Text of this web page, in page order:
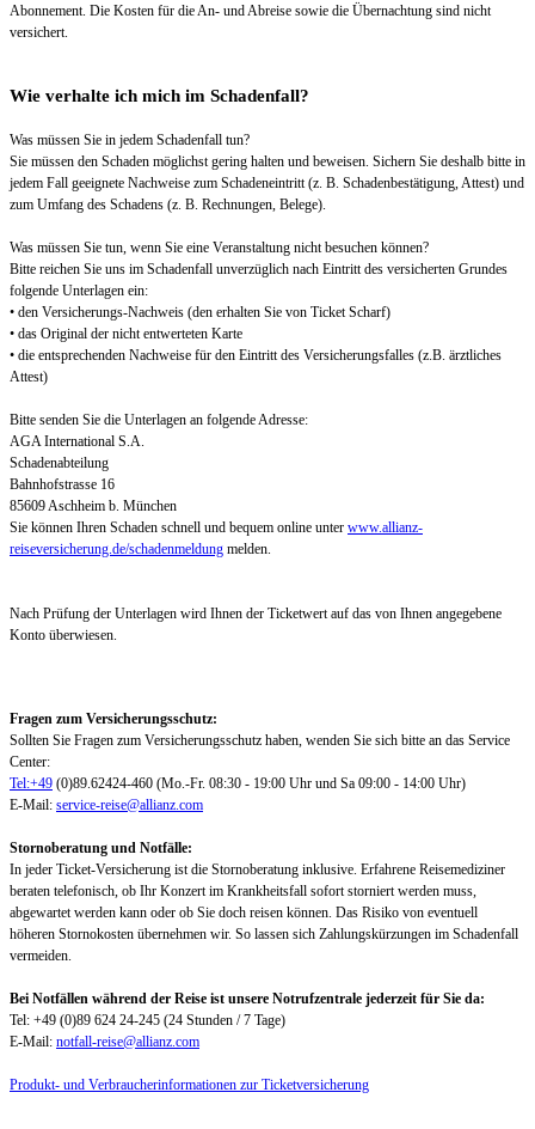
Abonnement. Die Kosten für die An- und Abreise sowie die Übernachtung sind nicht
versichert.
Wie verhalte ich mich im Schadenfall?
Was müssen Sie in jedem Schadenfall tun?
Sie müssen den Schaden möglichst gering halten und beweisen. Sichern Sie deshalb bitte in
jedem Fall geeignete Nachweise zum Schadeneintritt (z. B. Schadenbestätigung, Attest) und
zum Umfang des Schadens (z. B. Rechnungen, Belege).
Was müssen Sie tun, wenn Sie eine Veranstaltung nicht besuchen können?
Bitte reichen Sie uns im Schadenfall unverzüglich nach Eintritt des versicherten Grundes
folgende Unterlagen ein:
• den Versicherungs-Nachweis (den erhalten Sie von Ticket Scharf)
• das Original der nicht entwerteten Karte
• die entsprechenden Nachweise für den Eintritt des Versicherungsfalles (z.B. ärztliches
Attest)
Bitte senden Sie die Unterlagen an folgende Adresse:
AGA International S.A.
Schadenabteilung
Bahnhofstrasse 16
85609 Aschheim b. München
Sie können Ihren Schaden schnell und bequem online unter www.allianz-
reiseversicherung.de/schadenmeldung melden.
Nach Prüfung der Unterlagen wird Ihnen der Ticketwert auf das von Ihnen angegebene
Konto überwiesen.
Fragen zum Versicherungsschutz:
Sollten Sie Fragen zum Versicherungsschutz haben, wenden Sie sich bitte an das Service
Center:
Tel:+49 (0)89.62424-460 (Mo.-Fr. 08:30 - 19:00 Uhr und Sa 09:00 - 14:00 Uhr)
E-Mail: service-reise@allianz.com
Stornoberatung und Notfälle:
In jeder Ticket-Versicherung ist die Stornoberatung inklusive. Erfahrene Reisemediziner
beraten telefonisch, ob Ihr Konzert im Krankheitsfall sofort storniert werden muss,
abgewartet werden kann oder ob Sie doch reisen können. Das Risiko von eventuell
höheren Stornokosten übernehmen wir. So lassen sich Zahlungskürzungen im Schadenfall
vermeiden.
Bei Notfällen während der Reise ist unsere Notrufzentrale jederzeit für Sie da:
Tel: +49 (0)89 624 24-245 (24 Stunden / 7 Tage)
E-Mail: notfall-reise@allianz.com
Produkt- und Verbraucherinformationen zur Ticketversicherung